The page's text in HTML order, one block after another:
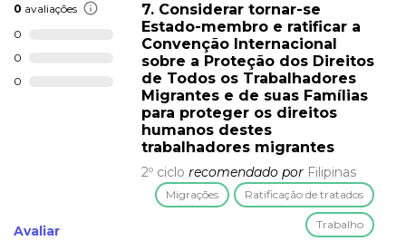
0 avaliações
0
0
0
Avaliar
7. Considerar tornar-se
Estado-membro e ratificar a
Convenção Internacional
sobre a Proteção dos Direitos
de Todos os Trabalhadores
Migrantes e de suas Famílias
para proteger os direitos
humanos destes
trabalhadores migrantes
2º ciclo recomendado por Filipinas
Migrações Ratificação de tratados
Trabalho